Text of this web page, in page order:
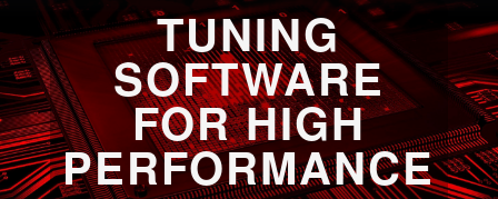
TUNING
SOFTWARE
FOR HIGH
PERFORMANCE